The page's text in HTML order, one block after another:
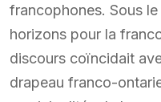
francophones. Sous
horizons pour la
discours coïncidait
drapeau franco-